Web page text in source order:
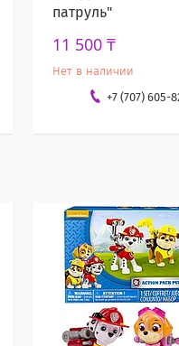
патруль"
11 500 ₸
Нет в наличии
+7 (707) 605-